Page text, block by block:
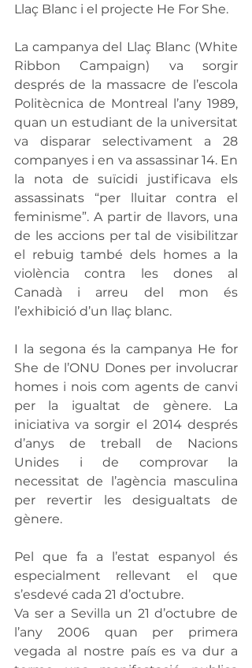
Llaç Blanc i el projecte He For She.
La campanya del Llaç Blanc (White
Ribbon Campaign) va sorgir
després de la massacre de l’escola
Politècnica de Montreal l’any 1989,
quan un estudiant de la universitat
va disparar selectivament a 28
companyes i en va assassinar 14. En
la nota de suïcidi justificava els
assassinats “per lluitar contra el
feminisme”. A partir de llavors, una
de les accions per tal de visibilitzar
el rebuig també dels homes a la
violència contra les dones al
Canadà i arreu del mon és
l’exhibició d’un llaç blanc.
I la segona és la campanya He for
She de l’ONU Dones per involucrar
homes i nois com agents de canvi
per la igualtat de gènere. La
iniciativa va sorgir el 2014 després
d’anys de treball de Nacions
Unides i de comprovar la
necessitat de l’agència masculina
per revertir les desigualtats de
gènere.
Pel que fa a l’estat espanyol és
especialment rellevant el que
s’esdevé cada 21 d’octubre.
Va ser a Sevilla un 21 d’octubre de
l’any 2006 quan per primera
vegada al nostre país es va dur a